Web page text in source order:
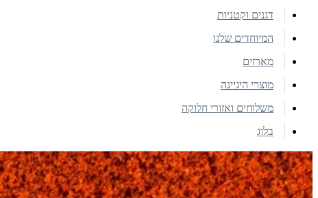
דגנים וקטניות
המיוחדים שלנו
מארזים
מוצרי היגיינה
משלוחים ואזורי חלוקה
בלוג